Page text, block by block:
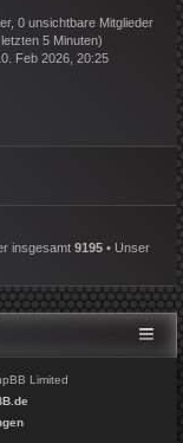
0 unsichtbare Mitglieder
5 Minuten)
Feb 2026, 20:25
insgesamt 9195 • Unser
Limited